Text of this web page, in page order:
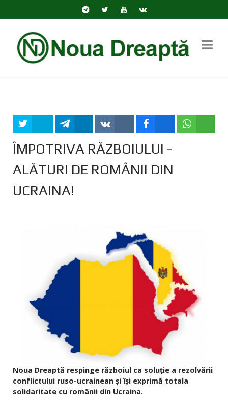
Tweet Share
ÎMPOTRIVA RĂZBOIULUI -
ALĂTURI DE ROMÂNII DIN
UCRAINA!
Noua Dreaptă respinge războiul ca soluție a rezolvării
conflictului ruso-ucrainean și își exprimă totala
solidaritate cu românii din Ucraina.